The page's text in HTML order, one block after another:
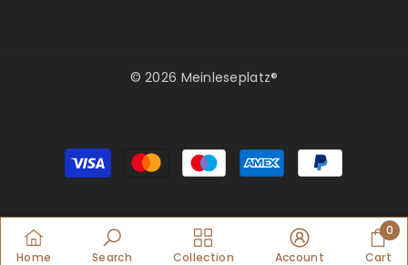
© 2026 Meinleseplatz®
Zahlungsmethoden
Home Search Collection Account Cart
0
0